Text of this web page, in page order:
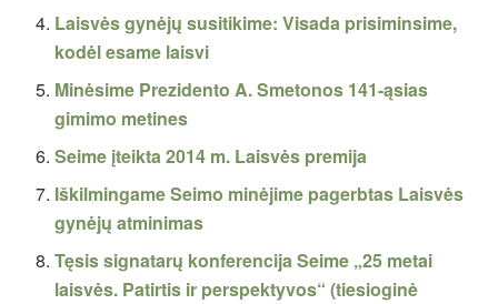
Laisvės gynėjų susitikime: Visada prisiminsime,
kodėl esame laisvi
Minėsime Prezidento A. Smetonos 141-ąsias
gimimo metines
Seime įteikta 2014 m. Laisvės premija
Iškilmingame Seimo minėjime pagerbtas Laisvės
gynėjų atminimas
Tęsis signatarų konferencija Seime „25 metai
laisvės. Patirtis ir perspektyvos“ (tiesioginė